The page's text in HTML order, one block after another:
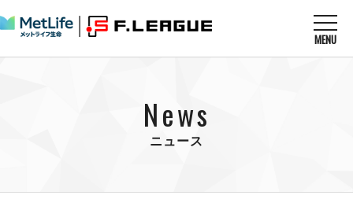
MENU
U-23選抜
MATCHESNews
ニュース